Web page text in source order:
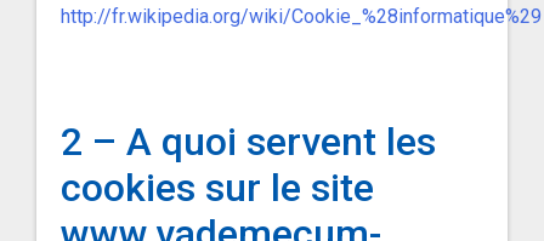
http://fr.wikipedia.org/wiki/Cookie_%28informatique%29
2 – A quoi servent les
cookies sur le site